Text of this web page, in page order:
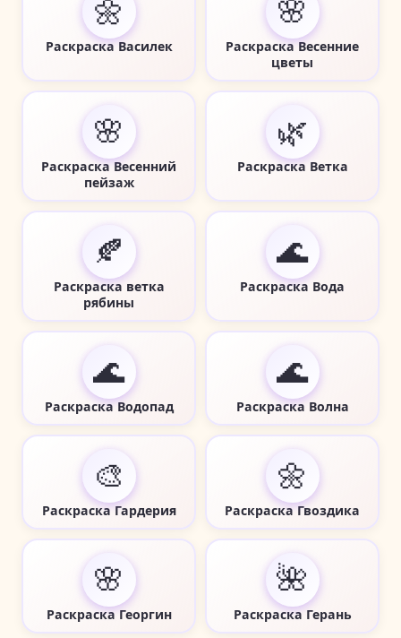
🌼
Раскраска Василек
🌸
Раскраска Весенние
цветы
🌸
Раскраска Весенний
пейзаж
🌿
Раскраска Ветка
🍂
Раскраска ветка
рябины
🌊
Раскраска Вода
🌊
Раскраска Водопад
🌊
Раскраска Волна
🎨
Раскраска Гардерия
🌼
Раскраска Гвоздика
🌸
Раскраска Георгин
🌺
Раскраска Герань